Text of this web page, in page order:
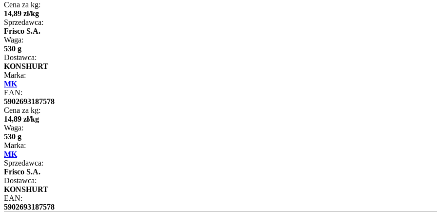
Cena za kg:
14,89 zł/kg
Sprzedawca:
Frisco S.A.
Waga:
530 g
Dostawca:
KONSHURT
Marka:
MK
EAN:
5902693187578
Cena za kg:
14,89 zł/kg
Waga:
530 g
Marka:
MK
Sprzedawca:
Frisco S.A.
Dostawca:
KONSHURT
EAN:
5902693187578